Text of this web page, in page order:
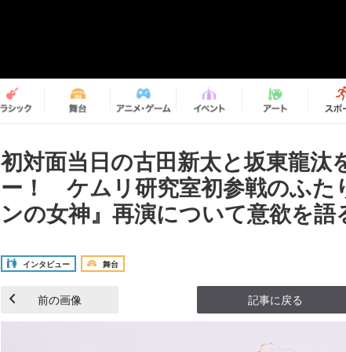
初対面当日の古田新太と坂東龍汰
ー！ ケムリ研究室初参戦のふた
ンの女神』再演について意欲を語
インタビュー 舞台
前の画像 記事に戻る